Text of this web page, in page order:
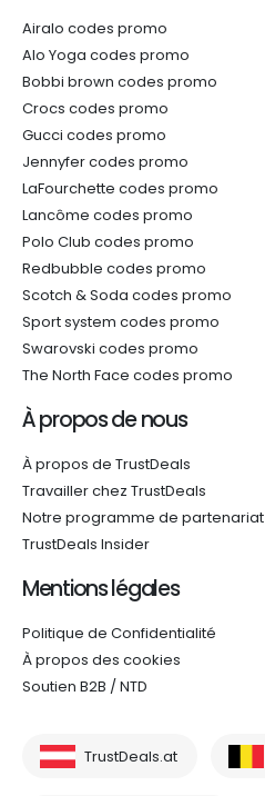
Airalo codes promo
Alo Yoga codes promo
Bobbi brown codes promo
Crocs codes promo
Gucci codes promo
Jennyfer codes promo
LaFourchette codes promo
Lancôme codes promo
Polo Club codes promo
Redbubble codes promo
Scotch & Soda codes promo
Sport system codes promo
Swarovski codes promo
The North Face codes promo
À propos de nous
À propos de TrustDeals
Travailler chez TrustDeals
Notre programme de partenariat
TrustDeals Insider
Mentions légales
Politique de Confidentialité
À propos des cookies
Soutien B2B / NTD
TrustDeals.at